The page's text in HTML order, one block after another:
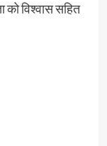
को विश्वास सहित